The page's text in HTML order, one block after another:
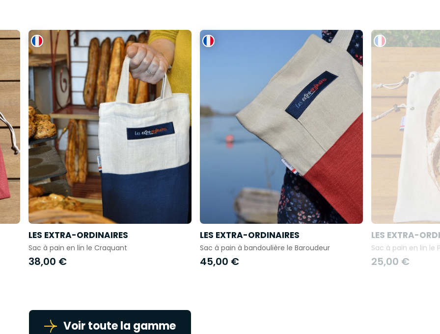
LES EXTRA-ORDINAIRES
Sac à pain en lin le Craquant
38,00 €
LES EXTRA-ORDINAIRES
Sac à pain à bandoulière le Baroudeur
45,00 €
LES EXTRA-
Sac à pain en lin le
25,00 €
Voir toute la gamme